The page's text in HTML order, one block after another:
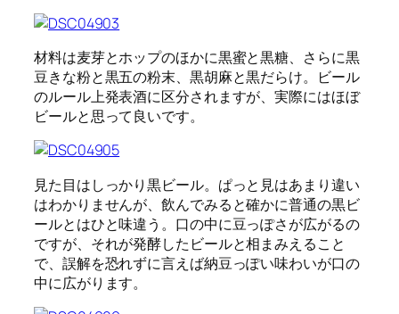
材料は麦芽とホップのほかに黒蜜と黒糖、さらに黒
豆きな粉と黒五の粉末、黒胡麻と黒だらけ。ビール
のルール上発表酒に区分されますが、実際にはほぼ
ビールと思って良いです。
見た目はしっかり黒ビール。ぱっと見はあまり違い
はわかりませんが、飲んでみると確かに普通の黒ビ
ールとはひと味違う。口の中に豆っぽさが広がるの
ですが、それが発酵したビールと相まみえること
で、誤解を恐れずに言えば納豆っぽい味わいが口の
中に広がります。